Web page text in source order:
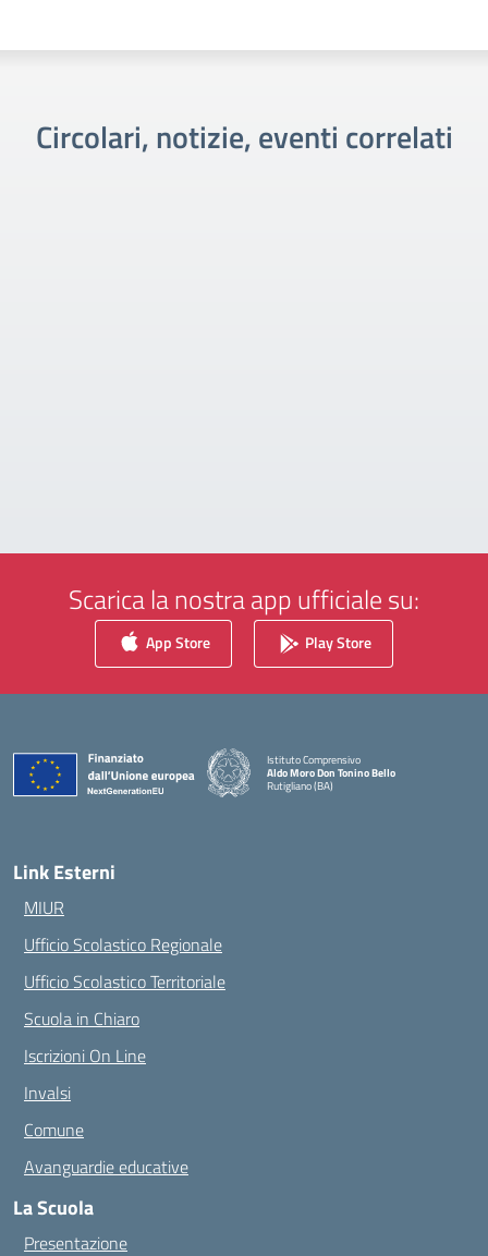
Circolari, notizie, eventi correlati
Scarica la nostra app ufficiale su:
App Store Play Store
Istituto Comprensivo
Aldo Moro Don Tonino Bello
Rutigliano (BA)
— Visita la pagina iniziale della scuola
Link Esterni
MIUR
Ufficio Scolastico Regionale
Ufficio Scolastico Territoriale
Scuola in Chiaro
Iscrizioni On Line
Invalsi
Comune
Avanguardie educative
La Scuola
Presentazione